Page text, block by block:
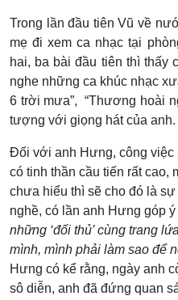
Trong lần đầu tiên Vũ về
mẹ đi xem ca nhạc tại
hai, ba bài đầu tiên thì thấy
nghe những ca khúc nhạc
6 trời mưa”, “Thương hoài
tượng với giọng hát của anh.
Đối với anh Hưng, công việc
có tinh thần cầu tiến rất cao,
chưa hiểu thì sẽ cho đó là sự
nghề, có lần anh Hưng góp ý
những ‘đối thủ’ cùng trang
mình, mình phải làm sao để
Hưng có kể rằng, ngày anh
sô diễn, anh đã đứng quan